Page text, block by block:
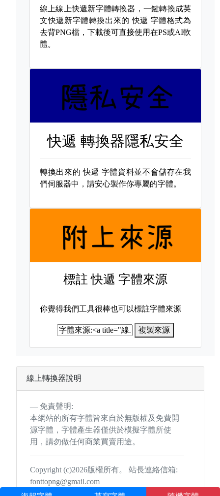
線上線上快遞新字體轉換器，一鍵轉換成英
文快遞新字體轉換出來的快遞 字體格式為
去背PNG檔，下載後可直接使用在PS或AI軟
體。
快遞 轉換器隱私安全
轉換出來的快遞 字體資料並不會儲存在我
們伺服器中，請安心製作你專屬的字體。
標註快遞 字體來源
你覺得我們工具很棒也可以標註字體來源
複製來源
線上轉換器說明
免責聲明:
本網站的所有字體皆來自於無版權及免費開
源字體，字體產生器僅供於模擬字體所使
用，請勿做任何商業買賣用途。
Copyright (c)2026版權所有。 站長連絡信箱:
fonttopng@gmail.com